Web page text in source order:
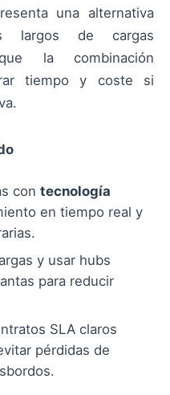
una alternativa
largos de cargas
la combinación
tiempo y coste si
con tecnología
en tiempo real y
y usar hubs
para reducir
SLA claros
pérdidas de